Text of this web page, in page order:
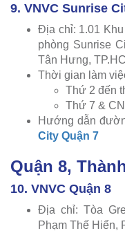
9. VNVC Sunrise
Địa chỉ: 1.01
phòng Sunrise
Tân Hưng,
Thời gian làm
Thứ 2 đến
Thứ 7 &
Hướng dẫn
City Quận 7
Quận 8,
10. VNVC Quận 8
Địa chỉ: Tòa
Phạm Thế Hiển,